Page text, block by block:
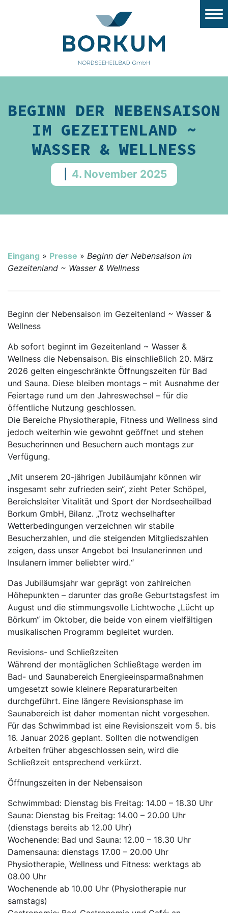
Stadtwerke Borkum
Nordsee Windport
Flugplatz
Gezeitenland
Nordsee Aquarium
Stellenangebote/Ausbildung
Ausschreibungen
Stadt Borkum
BEGINN DER NEBENSAISON
IM GEZEITENLAND ~
WASSER & WELLNESS
4. November 2025
Eingang » Presse » Beginn der Nebensaison im
Gezeitenland ~ Wasser & Wellness
Beginn der Nebensaison im Gezeitenland ~ Wasser &
Wellness
Ab sofort beginnt im Gezeitenland ~ Wasser &
Wellness die Nebensaison. Bis einschließlich 20. März
2026 gelten eingeschränkte Öffnungszeiten für Bad
und Sauna. Diese bleiben montags – mit Ausnahme der
Feiertage rund um den Jahreswechsel – für die
öffentliche Nutzung geschlossen.
Die Bereiche Physiotherapie, Fitness und Wellness sind
jedoch weiterhin wie gewohnt geöffnet und stehen
Besucherinnen und Besuchern auch montags zur
Verfügung.
„Mit unserem 20-jährigen Jubiläumjahr können wir
insgesamt sehr zufrieden sein“, zieht Peter Schöpel,
Bereichsleiter Vitalität und Sport der Nordseeheilbad
Borkum GmbH, Bilanz. „Trotz wechselhafter
Wetterbedingungen verzeichnen wir stabile
Besucherzahlen, und die steigenden Mitgliedszahlen
zeigen, dass unser Angebot bei Insulanerinnen und
Insulanern immer beliebter wird.“
Das Jubiläumsjahr war geprägt von zahlreichen
Höhepunkten – darunter das große Geburtstagsfest im
August und die stimmungsvolle Lichtwoche „Lücht up
Börkum“ im Oktober, die beide von einem vielfältigen
musikalischen Programm begleitet wurden.
Revisions- und Schließzeiten
Während der montäglichen Schließtage werden im
Bad- und Saunabereich Energieeinsparmaßnahmen
umgesetzt sowie kleinere Reparaturarbeiten
durchgeführt. Eine längere Revisionsphase im
Saunabereich ist daher momentan nicht vorgesehen.
Für das Schwimmbad ist eine Revisionszeit vom 5. bis
16. Januar 2026 geplant. Sollten die notwendigen
Arbeiten früher abgeschlossen sein, wird die
Schließzeit entsprechend verkürzt.
Öffnungszeiten in der Nebensaison
Schwimmbad: Dienstag bis Freitag: 14.00 – 18.30 Uhr
Sauna: Dienstag bis Freitag: 14.00 – 20.00 Uhr
(dienstags bereits ab 12.00 Uhr)
Wochenende: Bad und Sauna: 12.00 – 18.30 Uhr
Damensauna: dienstags 17.00 – 20.00 Uhr
Physiotherapie, Wellness und Fitness: werktags ab
08.00 Uhr
Wochenende ab 10.00 Uhr (Physiotherapie nur
samstags)